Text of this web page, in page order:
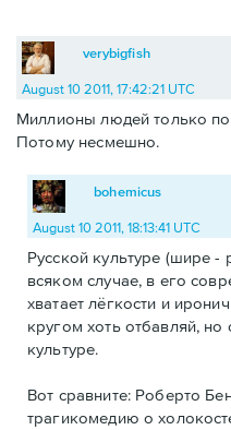
verybigfish
August 10 2011, 17:42:21 UTC
Миллионы людей только
Потому несмешно.
bohemicus
August 10 2011, 18:13:41 UTC
Русской культуре (шире
всяком случае, в его
хватает лёгкости и
кругом хоть отбавляй,
культуре.
Вот сравните: Роберто
трагикомедию о